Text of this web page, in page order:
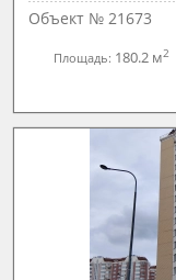
Объект № 21673
Площадь: 180.2 м2